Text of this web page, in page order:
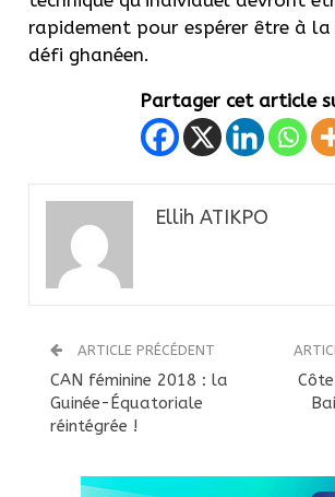
rapidement pour espérer être à
défi ghanéen.
Partager cet article
Ellih ATIKPO
ARTICLE PRÉCÉDENT
CAN féminine 2018 : la
Guinée-Équatoriale
réintégrée !